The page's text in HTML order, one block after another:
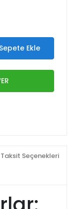
Sepete Ekle
Taksit Seçenekleri